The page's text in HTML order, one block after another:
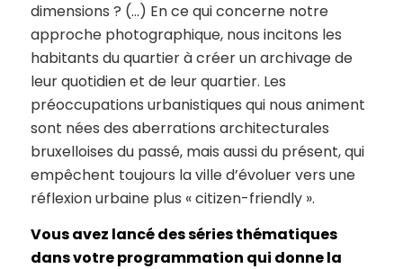
dimensions ? (…) En ce qui concerne notre
approche photographique, nous incitons les
habitants du quartier à créer un archivage de
leur quotidien et de leur quartier. Les
préoccupations urbanistiques qui nous animent
sont nées des aberrations architecturales
bruxelloises du passé, mais aussi du présent, qui
empêchent toujours la ville d’évoluer vers une
réflexion urbaine plus « citizen-friendly ».
Vous avez lancé des séries thématiques
dans votre programmation qui donne la